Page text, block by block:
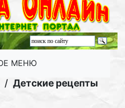
МЕНЮ
/ Детские рецепты